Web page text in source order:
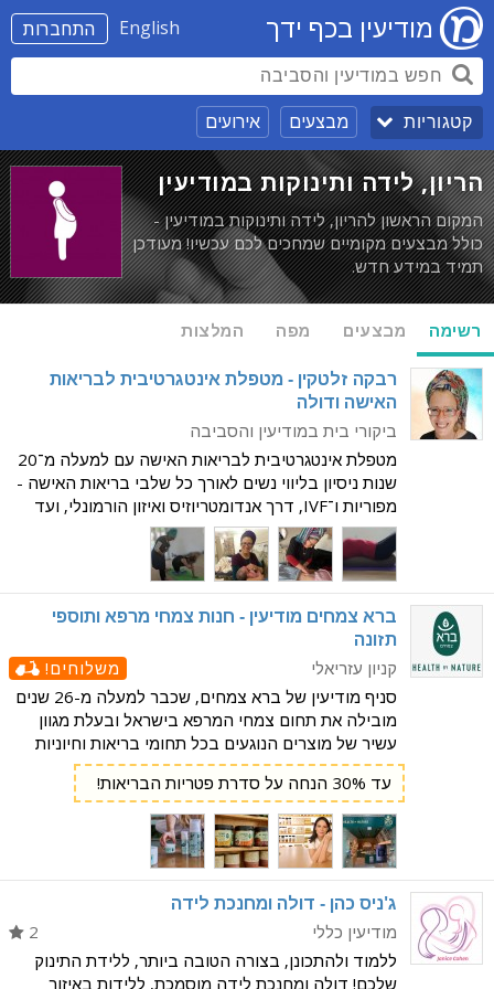
התחברות English מודיעין בכף ידך
קטגוריות מבצעים אירועים
הריון, לידה ותינוקות במודיעין
המקום הראשון להריון, לידה ותינוקות במודיעין -
כולל מבצעים מקומיים שמחכים לכם עכשיו! מעודכן
תמיד במידע חדש.
רשימה מבצעים מפה המלצות
רבקה זלטקין - מטפלת אינטגרטיבית לבריאות
האישה ודולה
ביקורי בית במודיעין והסביבה
מטפלת אינטגרטיבית לבריאות האישה עם למעלה מ־20
שנות ניסיון בליווי נשים לאורך כל שלבי בריאות האישה -
מפוריות ו־IVF, דרך אנדומטריוזיס ואיזון הורמונלי, ועד
היריון, הכנה ללידה ושיקום לאחר לידה. משלבת טיפול
במגע, רפלקסולוגיה מתקדמת, יוגה תרפיה, ט
ברא צמחים מודיעין - חנות צמחי מרפא ותוספי
תזונה
משלוחים!
קניון עזריאלי
סניף מודיעין של ברא צמחים, שכבר למעלה מ-26 שנים
מובילה את תחום צמחי המרפא בישראל ובעלת מגוון
עשיר של מוצרים הנוגעים בכל תחומי בריאות וחיוניות
האדם. בחנות ניתן למצוא מגוון עשיר של מוצרים על
טהרת הצומח. חליטות עשירות, מבחר גדול של מוצרי
טיפוח
עד 30% הנחה על סדרת פטריות הבריאות!
ג'ניס כהן - דולה ומחנכת לידה
2
מודיעין כללי
ללמוד ולהתכונן, בצורה הטובה ביותר, ללידת התינוק
שלכם! דולה ומחנכת לידה מוסמכת, ללידות באיזור